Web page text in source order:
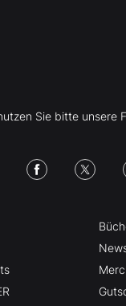
Sie bitte unsere